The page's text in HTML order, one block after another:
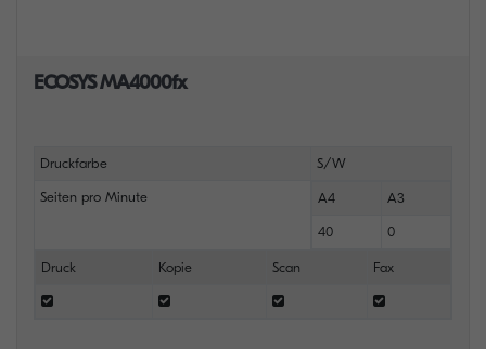
ECOSYS MA4000fx
Druckfarbe S/W
Seiten pro Minute A4 A3
40 0
Druck Kopie Scan Fax